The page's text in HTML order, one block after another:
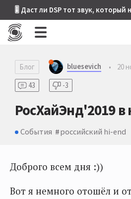
🎚 Даст ли DSP тот звук, который
Блог bluesevich •
20
43
-3
РосХайЭнд'2019 в
События российский hi-end
Доброго всем дня :))
Вот я немного отошёл и